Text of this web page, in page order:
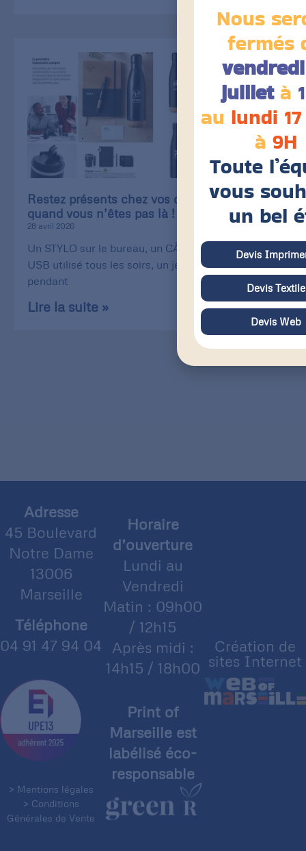
Restez présents chez vos clients, même
quand vous n’êtes pas là !
28 avril 2026
Un STYLO sur le bureau, un CÂBLE de recharge
USB utilisé tous les soirs, un jeu de CARTE utilisé
pendant
Lire la suite »
Adresse
45 Boulevard
Notre Dame
13006
Marseille
Téléphone
04 91 47 94 04
> Mentions légales
> Conditions
Générales de Vente
Horaire
d’ouverture
Lundi au
Vendredi
Matin : 09h00
/ 12h15
Après midi :
14h15 / 18h00
Print of
Marseille est
labélisé éco-
responsable
Création de
sites Internet
Nous
fermés
juilletà
au lundi
à 9H
Toute
vous
un bel
Devis
Devis Textile
Devis Web